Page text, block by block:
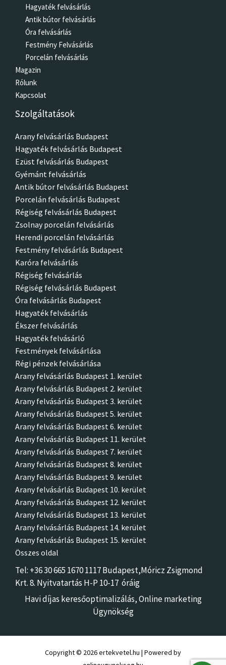
Hagyaték felvásárlás
Antik bútor felvásárlás
Óra felvásárlás
Festmény Felvásárlás
Porcelán felvásárlás
Magazin
Rólunk
Kapcsolat
Szolgáltatások
Arany felvásárlás Budapest
Hagyaték felvásárlás Budapest
Ezüst felvásárlás Budapest
Gyémánt felvásárlás
Antik bútor felvásárlás Budapest
Porcelán felvásárlás Budapest
Régiség felvásárlás Budapest
Zsolnay porcelán felvásárlás
Herendi porcelán felvásárlás
Festmény felvásárlás Budapest
Karóra felvásárlás
Régiség felvásárlás
Régiség felvásárlás Budapest
Óra felvásárlás Budapest
Hagyaték felvásárlás
Ékszer felvásárlás
Hagyaték felvásárló
Festmények felvásárlása
Régi pénzek felvásárlása
Arany felvásárlás Budapest 1. kerület
Arany felvásárlás Budapest 2. kerület
Arany felvásárlás Budapest 3. kerület
Arany felvásárlás Budapest 5. kerület
Arany felvásárlás Budapest 6. kerület
Arany felvásárlás Budapest 11. kerület
Arany felvásárlás Budapest 7. kerület
Arany felvásárlás Budapest 8. kerület
Arany felvásárlás Budapest 9. kerület
Arany felvásárlás Budapest 10. kerület
Arany felvásárlás Budapest 12. kerület
Arany felvásárlás Budapest 13. kerület
Arany felvásárlás Budapest 14. kerület
Arany felvásárlás Budapest 15. kerület
Összes oldal
Tel: +36 30 665 1670 1117 Budapest,Móricz Zsigmond
Krt. 8. Nyitvatartás H-P 10-17 óráig
Havi díjas keresőoptimalizálás,Online marketing
Ügynökség
Copyright © 2026 ertekvetel.hu | Powered by